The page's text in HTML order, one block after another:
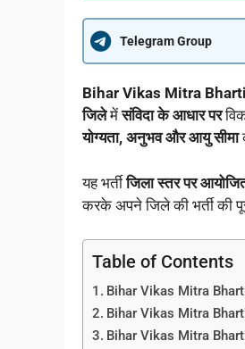
Telegram Group
Bihar Vikas Mitra
जिलेमेंसंविदा के आधार पर
योग्यता, अनुभव और आयु सीमा
यह भर्तीजिला स्तर पर
करके अपने जिले की भर्ती की
Table of Contents
Bihar Vikas Mitra Bharti
Bihar Vikas Mitra
Bihar Vikas Mitra